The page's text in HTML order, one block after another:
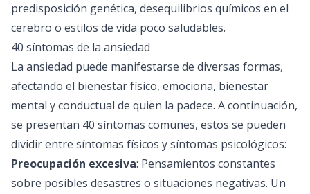
predisposición genética, desequilibrios químicos en el
cerebro o estilos de vida poco saludables.
40 síntomas de la ansiedad
La ansiedad puede manifestarse de diversas formas,
afectando el bienestar físico, emociona, bienestar
mental y conductual de quien la padece. A continuación,
se presentan 40 síntomas comunes, estos se pueden
dividir entre síntomas físicos y síntomas psicológicos:
Preocupación excesiva: Pensamientos constantes
sobre posibles desastres o situaciones negativas. Un